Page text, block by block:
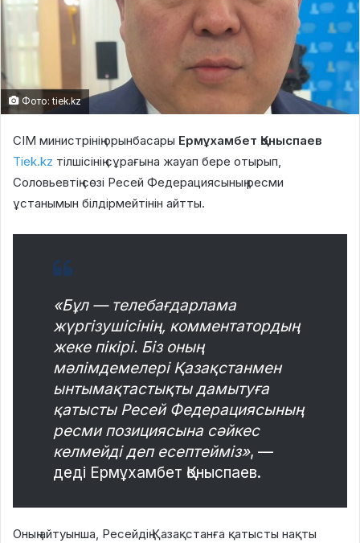
Фото: tiek.kz
СІМ министрінің орынбасары Ермұхамбет Қоныспаев
Tiek.kz тілшісінің сұрағына жауап бере отырып,
Соловьевтің сөзі Ресей Федерациясының ресми
ұстанымын білдірмейтінін айтты.
«Бұл — телебағдарлама
жүргізушісінің, комментатордың
жеке пікірі. Біз оның
мәлімдемелері Қазақстанмен
ынтымақтастықты дамытуға
қатысты Ресей Федерациясының
ресми позициясына сәйкес
келмейді деп есептейміз», —
деді Ермұхамбет Қоныспаев.
Оның айтуынша, Ресейдің Қазақстанға қатысты нақты